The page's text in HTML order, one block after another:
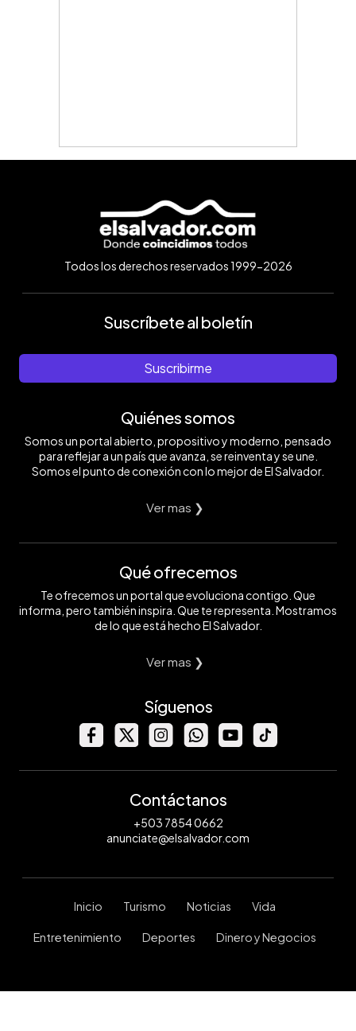
Todos los derechos reservados 1999-2026
Suscríbete al boletín
Suscribirme
Quiénes somos
Somos un portal abierto, propositivo y moderno, pensado
para reflejar a un país que avanza, se reinventa y se une.
Somos el punto de conexión con lo mejor de El Salvador.
Ver mas ❯
Qué ofrecemos
Te ofrecemos un portal que evoluciona contigo. Que
informa, pero también inspira. Que te representa. Mostramos
de lo que está hecho El Salvador.
Ver mas ❯
Síguenos
Contáctanos
+503 7854 0662
anunciate@elsalvador.com
Inicio Turismo Noticias Vida
Entretenimiento Deportes Dinero y Negocios